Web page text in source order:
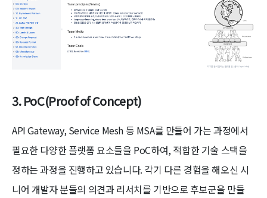
3. PoC(Proof of Concept)
API Gateway, Service Mesh 등 MSA를 만들어 가는 과정에서
필요한 다양한 플랫폼 요소들을 PoC하여, 적합한 기술 스택을
정하는 과정을 진행하고 있습니다. 각기 다른 경험을 해오신 시
니어 개발자 분들의 의견과 리서치를 기반으로 후보군을 만들